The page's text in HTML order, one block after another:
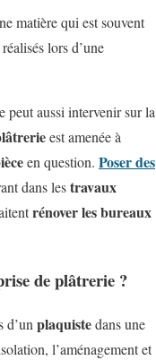
matière qui est souvent
lors d’une
peut aussi intervenir sur la
est amenée à
en question. Poser des
dans lestravaux
rénover les bureaux
de plâtrerie ?
d’un plaquistedans une
l’aménagement et